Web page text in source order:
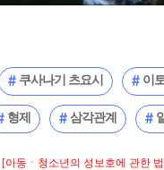
쿠사나기 츠요시 이
형제 삼각관계
[아동ㆍ청소년의 성보호에 관한